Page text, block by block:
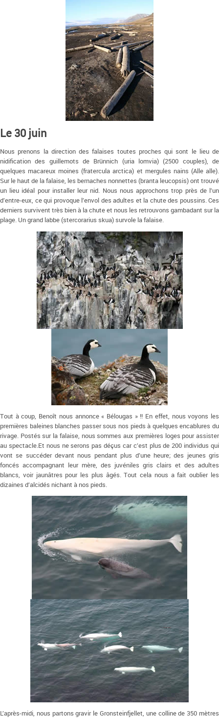
Le 30 juin
Nous prenons la direction des falaises toutes proches qui sont le lieu de
nidification des guillemots de Brünnich (uria lomvia) (2500 couples), de
quelques macareux moines (fratercula arctica) et mergules nains (Alle alle).
Sur le haut de la falaise, les bernaches nonnettes (branta leucopsis) ont trouvé
un lieu idéal pour installer leur nid. Nous nous approchons trop près de l’un
d’entre-eux, ce qui provoque l’envol des adultes et la chute des poussins. Ces
derniers survivent très bien à la chute et nous les retrouvons gambadant sur la
plage. Un grand labbe (stercorarius skua) survole la falaise.
Tout à coup, Benoît nous annonce « Bélougas » !! En effet, nous voyons les
premières baleines blanches passer sous nos pieds à quelques encablures du
rivage. Postés sur la falaise, nous sommes aux premières loges pour assister
au spectacle.Et nous ne serons pas déçus car c’est plus de 200 individus qui
vont se succéder devant nous pendant plus d’une heure; des jeunes gris
foncés accompagnant leur mère, des juvéniles gris clairs et des adultes
blancs, voir jaunâtres pour les plus âgés. Tout cela nous a fait oublier les
dizaines d’alcidés nichant à nos pieds.
L’après-midi, nous partons gravir le Gronsteinfjellet, une colline de 350 mètres